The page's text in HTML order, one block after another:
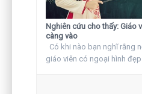
Nghiên cứu cho thấy: Giáo
càng vào
Có khi nào bạn nghĩ rằng
giáo viên có ngoại hình đẹp